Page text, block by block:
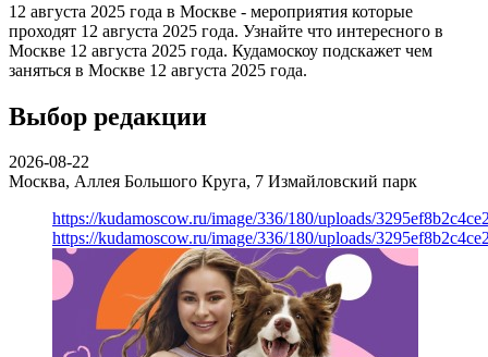
12 августа 2025 года в Москве - мероприятия которые
проходят 12 августа 2025 года. Узнайте что интересного в
Москве 12 августа 2025 года. Кудамоскоу подскажет чем
заняться в Москве 12 августа 2025 года.
Выбор редакции
2026-08-22
Москва, Аллея Большого Круга, 7 Измайловский парк
https://kudamoscow.ru/image/336/180/uploads/
https://kudamoscow.ru/image/336/180/uploads/